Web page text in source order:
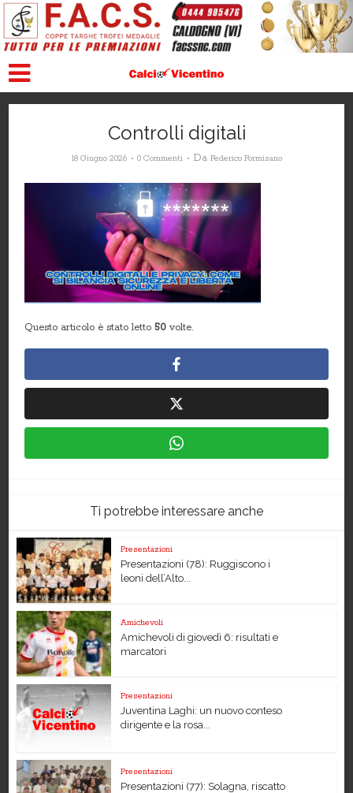
Controlli digitali
18 Giugno 2026 0 Commenti Da Federico Formisano
Questo articolo è stato letto 50 volte.
Ti potrebbe interessare anche
Presentazioni
Presentazioni (78): Ruggiscono i
leoni dell’Alto...
Amichevoli
Amichevoli di giovedì 6: risultati e
marcatori
Presentazioni
Juventina Laghi: un nuovo conteso
dirigente e la rosa...
Presentazioni
Presentazioni (77): Solagna, riscatto